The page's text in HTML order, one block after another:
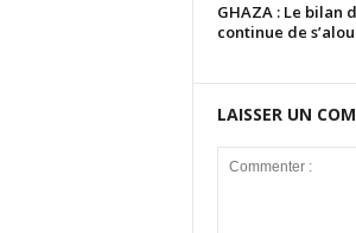
GHAZA : Le bilan
continue de
LAISSER UN